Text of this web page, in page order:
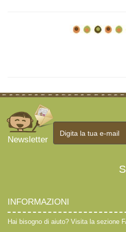
Newsletter
INFORMAZIONI
Hai bisogno di aiuto? Visita la sezione